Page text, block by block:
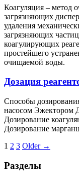
Коагуляция – метод
загрязняющих
удаления
загрязняющих
коагулирующих
простейшего
очищаемой воды.
Дозация
Способы
насосом Эжектором
Дозирование
Дозирование
1 2 3 Older →
Разделы